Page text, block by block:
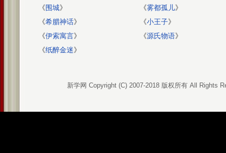
《围城》 《雾都孤儿》
《希腊神话》 《小王子》
《伊索寓言》 《源氏物语》
《纸醉金迷》
新学网 Copyright (C) 2007-2018 版权所有 All Rights